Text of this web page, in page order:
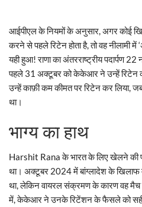
आईपीएल के नियमों के अनुसार, अगर कोई
करने से पहले रिटेन होता है, तो वह
यही हुआ! राणा का अंतरराष्ट्रीय पदार्पण
पहले 31 अक्टूबर को केकेआर ने उन्हें रिटेन
उन्हें काफ़ी कम कीमत पर रिटेन कर लिया,
था।
भाग्य का हाथ
Harshit Rana के भारत के लिए खेलने की
था। अक्टूबर 2024 में बांग्लादेश के खिलाफ
था, लेकिन वायरल संक्रमण के कारण वह मैच
में, केकेआर ने उनके रिटेंशन के फैसले को